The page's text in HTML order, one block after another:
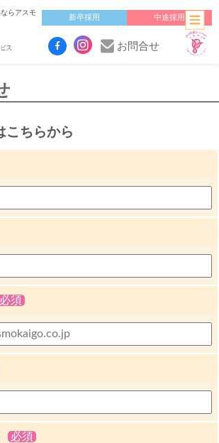
らアスモ
新卒採用 中途採用
お問合せ
こちらから
必須
必須